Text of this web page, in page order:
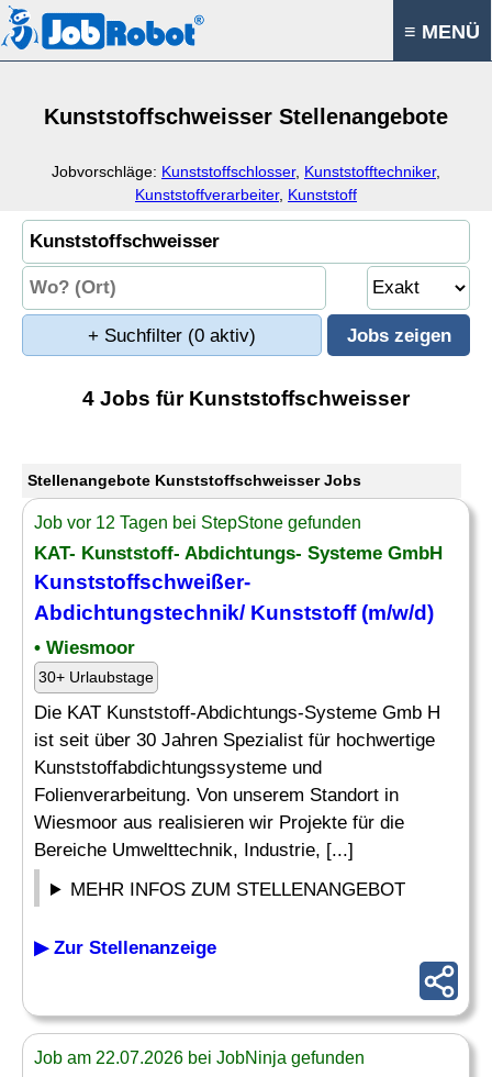
≡ MENÜ
Kunststoffschweisser Stellenangebote
Jobvorschläge: Kunststoffschlosser, Kunststofftechniker,
Kunststoffverarbeiter, Kunststoff
+ Suchfilter (0 aktiv)
4 Jobs für Kunststoffschweisser
Stellenangebote Kunststoffschweisser Jobs
Job vor 12 Tagen bei StepStone gefunden
KAT- Kunststoff- Abdichtungs- Systeme GmbH
Kunststoffschweißer-
Abdichtungstechnik/ Kunststoff (m/w/d)
• Wiesmoor
30+ Urlaubstage
Die KAT Kunststoff-Abdichtungs-Systeme Gmb H
ist seit über 30 Jahren Spezialist für hochwertige
Kunststoffabdichtungssysteme und
Folienverarbeitung. Von unserem Standort in
Wiesmoor aus realisieren wir Projekte für die
Bereiche Umwelttechnik, Industrie, [...]
MEHR INFOS ZUM STELLENANGEBOT
▶ Zur Stellenanzeige
Job am 22.07.2026 bei JobNinja gefunden